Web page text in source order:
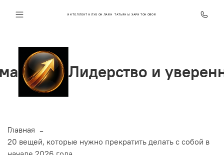
ИНТЕЛЛЕКТ КЛУБ ОНЛАЙН ТАТЬЯНЫ ХАРИТОНОВОЙ
Лидерство и уверенность
Главная
20 вещей, которые нужно прекратить делать с собой в